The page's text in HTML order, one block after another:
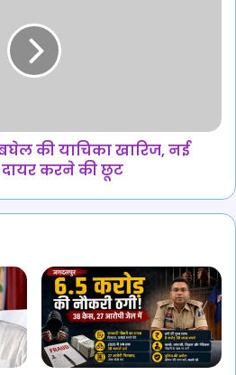
की याचिका खारिज, नई
दायर करने की छूट